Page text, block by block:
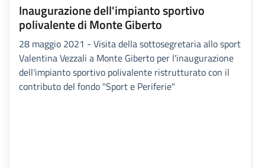
Inaugurazione dell'impianto sportivo
polivalente di Monte Giberto
28 maggio 2021 - Visita della sottosegretaria allo sport
Valentina Vezzali a Monte Giberto per l'inaugurazione
dell'impianto sportivo polivalente ristrutturato con il
contributo del fondo "Sport e Periferie"